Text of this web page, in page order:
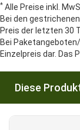
* Alle Preise inkl.
Bei den
Preis der letzten 30
Bei
Einzelpreis dar. Das
Diese